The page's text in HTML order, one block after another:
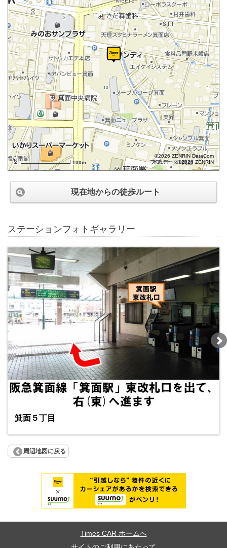
100m
©2026 ZENRIN DataCom
地図データ©2026 ZENRIN
現在地からの徒歩ルート
ステーションフォトギャラリー
箕面５丁目
周辺地図に戻る
Times CAR ホームへ